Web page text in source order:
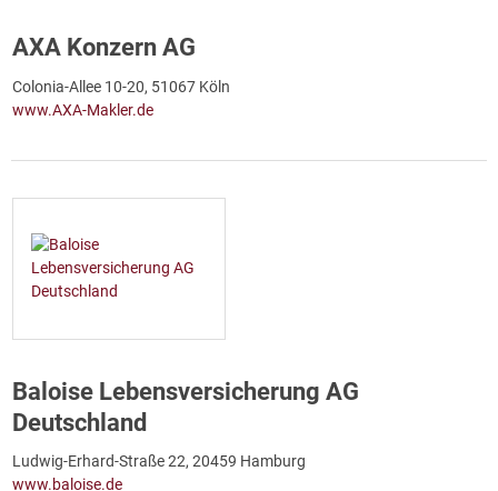
AXA Konzern AG
Colonia-Allee 10-20, 51067 Köln
www.AXA-Makler.de
Baloise Lebensversicherung AG
Deutschland
Ludwig-Erhard-Straße 22, 20459 Hamburg
www.baloise.de